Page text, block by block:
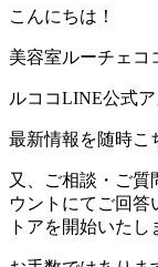
こんにちは！
美容室ルーチェコ
ルココLINE公式
最新情報を随時こ
又、ご相談・ご質
ウントにてご回答
トアを開始いたし